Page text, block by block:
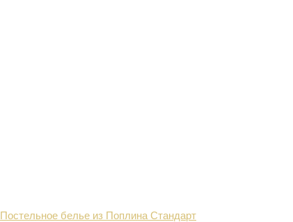
Постельное белье из Поплина Стандарт